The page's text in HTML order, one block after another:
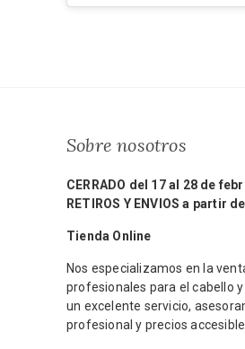
Sobre nosotros
CERRADO del 17 al 28 de
RETIROS Y ENVIOS a partir
Tienda Online
Nos especializamos en la
profesionales para el cabello
un excelente servicio,
profesional y precios